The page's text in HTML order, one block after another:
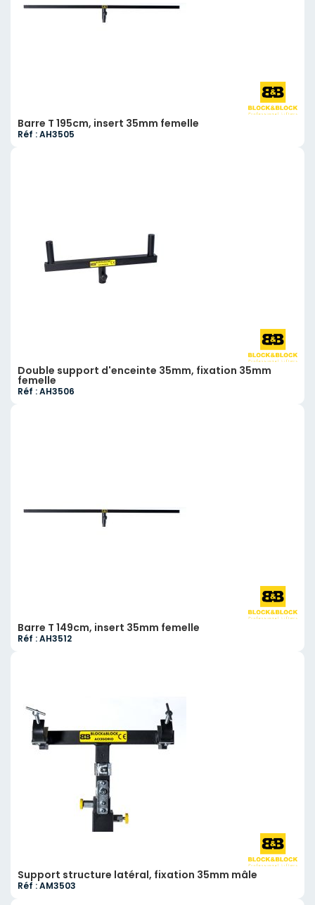
Barre T 195cm, insert 35mm femelle
Réf : AH3505
Double support d'enceinte 35mm, fixation 35mm
femelle
Réf : AH3506
Barre T 149cm, insert 35mm femelle
Réf : AH3512
Support structure latéral, fixation 35mm mâle
Réf : AM3503